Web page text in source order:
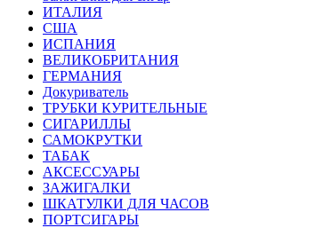
ИТАЛИЯ
США
ИСПАНИЯ
ВЕЛИКОБРИТАНИЯ
ГЕРМАНИЯ
Докуриватель
ТРУБКИ КУРИТЕЛЬНЫЕ
СИГАРИЛЛЫ
САМОКРУТКИ
ТАБАК
АКСЕССУАРЫ
ЗАЖИГАЛКИ
ШКАТУЛКИ ДЛЯ ЧАСОВ
ПОРТСИГАРЫ